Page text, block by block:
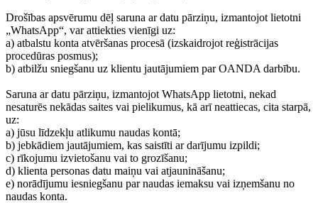
Drošības apsvērumu dēļ saruna ar datu pārziņu, izmantojot lietotni
„WhatsApp“, var attiekties vienīgi uz:
a) atbalstu konta atvēršanas procesā (izskaidrojot reģistrācijas
procedūras posmus);
b) atbilžu sniegšanu uz klientu jautājumiem par OANDA darbību.
Saruna ar datu pārziņu, izmantojot WhatsApp lietotni, nekad
nesaturēs nekādas saites vai pielikumus, kā arī neattiecas, cita starpā,
uz:
a) jūsu līdzekļu atlikumu naudas kontā;
b) jebkādiem jautājumiem, kas saistīti ar darījumu izpildi;
c) rīkojumu izvietošanu vai to grozīšanu;
d) klienta personas datu maiņu vai atjaunināšanu;
e) norādījumu iesniegšanu par naudas iemaksu vai izņemšanu no
naudas konta.